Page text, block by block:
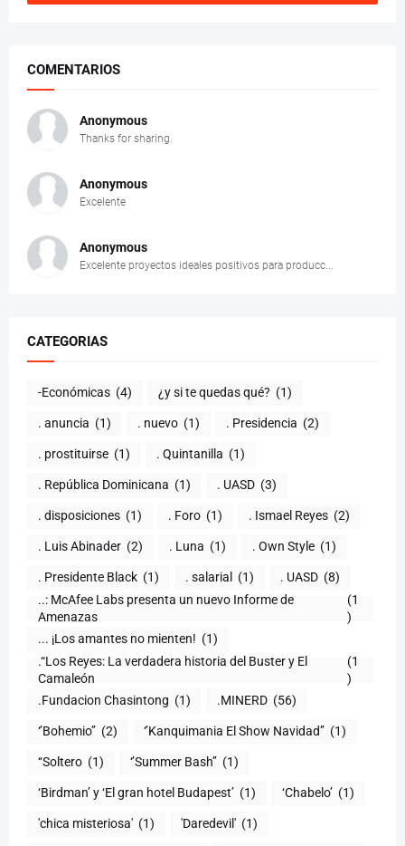
COMENTARIOS
Anonymous
Thanks for sharing.
Anonymous
Excelente
Anonymous
Excelente proyectos ideales positivos para producc...
CATEGORIAS
-Económicas (4) ¿y si te quedas qué? (1)
. anuncia (1) . nuevo (1) . Presidencia (2)
. prostituirse (1) . Quintanilla (1)
. República Dominicana (1) . UASD (3)
. disposiciones (1) . Foro (1) . Ismael Reyes (2)
. Luis Abinader (2) . Luna (1) . Own Style (1)
. Presidente Black (1) . salarial (1) . UASD (8)
..: McAfee Labs presenta un nuevo Informe de
(1
)
... ¡Los amantes no mienten! (1)
.“Los Reyes: La verdadera historia del Buster y El
Camaleón
(1
)
.Fundacion Chasintong (1) .MINERD (56)
‘’Bohemio’’ (2) ‘’Kanquimania El Show Navidad’’ (1)
‘‘Soltero (1) ‘’Summer Bash’’ (1)
‘Birdman’ y ‘El gran hotel Budapest’ (1) ‘Chabelo’ (1)
'chica misteriosa' (1) 'Daredevil' (1)